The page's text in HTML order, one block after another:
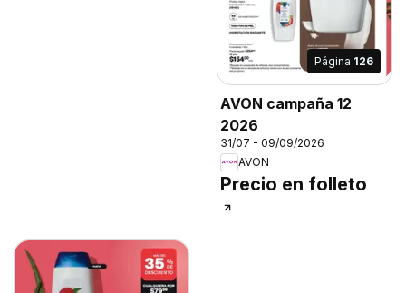
Página 126
AVON campaña 12
2026
31/07 - 09/09/2026
AVON
Precio en folleto